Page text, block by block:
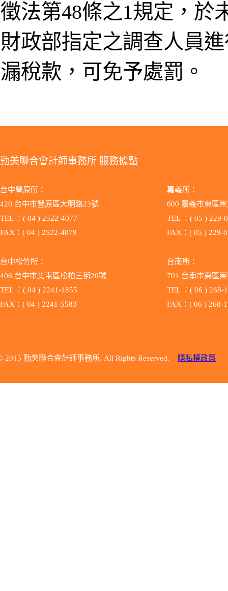
徵法第48條之1規定，於
財政部指定之調查人員
漏稅款，可免予處罰。
勤美聯合會計師事務所 服務據點
台中豐原所：
420 台中市豐原區大明路23號
TEL ：( 04 ) 2522-4077
FAX：( 04 ) 2522-4079
.
台中松竹所：
406 台中市北屯區松柏三街20號
TEL ：( 04 ) 2241-1855
FAX：( 04 ) 2241-5583
嘉義所：
600 嘉義市東區
TEL ：( 05 ) 229-
FAX：( 05 ) 229-
.
台南所：
701 台南市東
TEL ：( 06 ) 268-
FAX：( 06 ) 268-
2015 勤美聯合會計師事務所. All Rights Reserved. 隱私權政策